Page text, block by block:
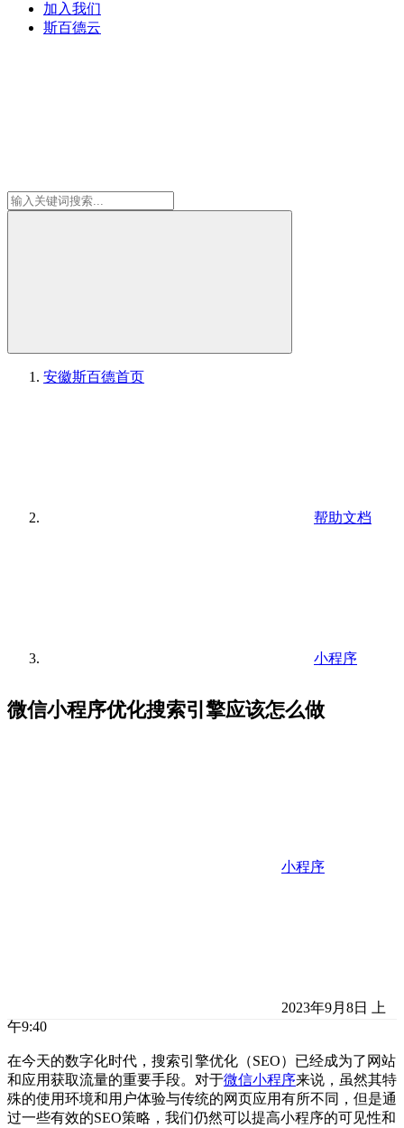
加入我们
斯百德云
安徽斯百德首页
帮助文档
小程序
微信小程序优化搜索引擎应该怎么做
小程序
2023年9月8日 上
午9:40
在今天的数字化时代，搜索引擎优化（SEO）已经成为了网站
和应用获取流量的重要手段。对于微信小程序来说，虽然其特
殊的使用环境和用户体验与传统的网页应用有所不同，但是通
过一些有效的SEO策略，我们仍然可以提高小程序的可见性和